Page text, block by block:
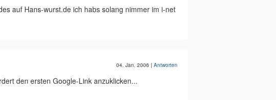
auf Hans-wurst.de ich habs solang nimmer im i-net
04. Jan. 2006 | Antworten
den ersten Google-Link anzuklicken...